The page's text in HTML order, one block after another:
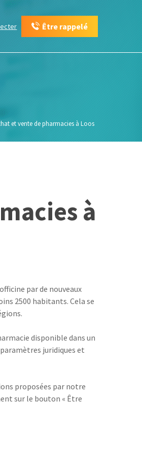
Être rappelé
et vente de pharmacies à Loos
à
par de nouveaux
2500 habitants. Cela se
disponible dans un
juridiques et
proposées par notre
sur le bouton « Être